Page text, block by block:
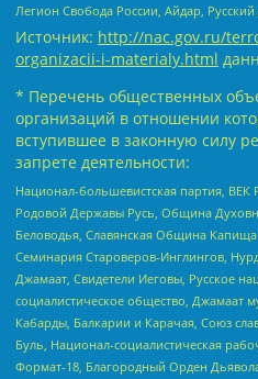
Легион Свобода России, Айдар,
Источник: http://nac.gov.ru/
organizacii-i-materialy.html
* Перечень общественных
организаций в отношении
вступившее в законную силу
запрете деятельности:
Национал-большевистская партия, ВЕК
Родовой Державы Русь, Община
Беловодья, Славянская Община
Семинария Староверов-Инглингов,
Джамаат, Свидетели Иеговы, Русское
социалистическое общество, Джамаат
Кабарды, Балкарии и Карачая, Союз
Буль, Национал-социалистическая
Формат-18, Благородный Орден